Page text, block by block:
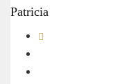
Patricia